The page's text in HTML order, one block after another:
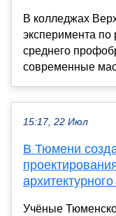
В колледжах
эксперимента
среднего
современные
15:17, 22 Июл
В Тюмени
Учёные